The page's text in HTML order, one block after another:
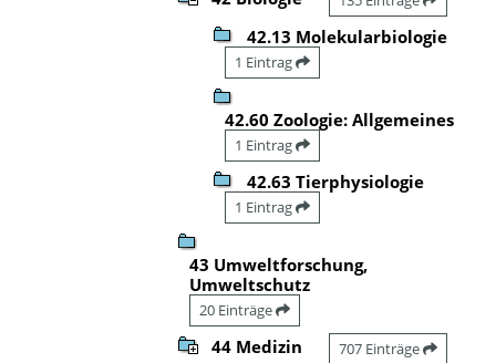
42.13 Molekularbiologie
1 Eintrag
42.60 Zoologie: Allgemeines
1 Eintrag
42.63 Tierphysiologie
1 Eintrag
43 Umweltforschung,
Umweltschutz
20 Einträge
44 Medizin 707 Einträge